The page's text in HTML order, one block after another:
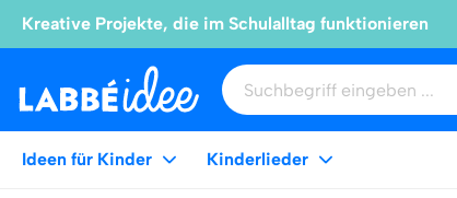
Kreative Projekte, die im Schulalltag funktionieren
Ideen für Kinder Kinderlieder